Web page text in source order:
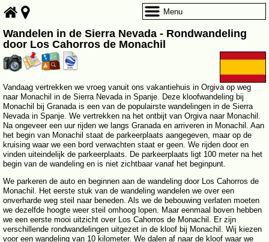
Wandelen in de Sierra Nevada - Rondwandeling
door Los Cahorros de Monachil
Vandaag vertrekken we vroeg vanuit ons vakantiehuis in Orgiva op weg
naar Monachil in de Sierra Nevada in Spanje. Deze kloofwandeling bij
Monachil bij Granada is een van de populairste wandelingen in de Sierra
Nevada in Spanje. We vertrekken na het ontbijt van Orgiva naar Monachil.
Na ongeveer een uur rijden we langs Granada en arriveren in Monachil. Aan
het begin van Monachil staat de parkeerplaats aangegeven, maar op de
kruising waar we een bord verwachten staat er geen. We rijden door en
vinden uiteindelijk de parkeerplaats. De parkeerplaats ligt 100 meter na het
begin van de wandeling en is niet zichtbaar vanaf het beginpunt.
We parkeren de auto en beginnen aan de wandeling door Los Cahorros de
Monachil. Het eerste stuk van de wandeling wandelen we over een
onverharde weg steil naar beneden. Als we de bebouwing verlaten moeten
we dezelfde hoogte weer steil omhoog lopen. Maar eenmaal boven hebben
we een eerste mooi uitzicht over Los Cahorros de Monachil. Er zijn
verschillende rondwandelingen uitgezet in de kloof bij Monachil. Wij kiezen
voor een wandeling van 10 kilometer. We dalen af naar de kloof waar we
Menu